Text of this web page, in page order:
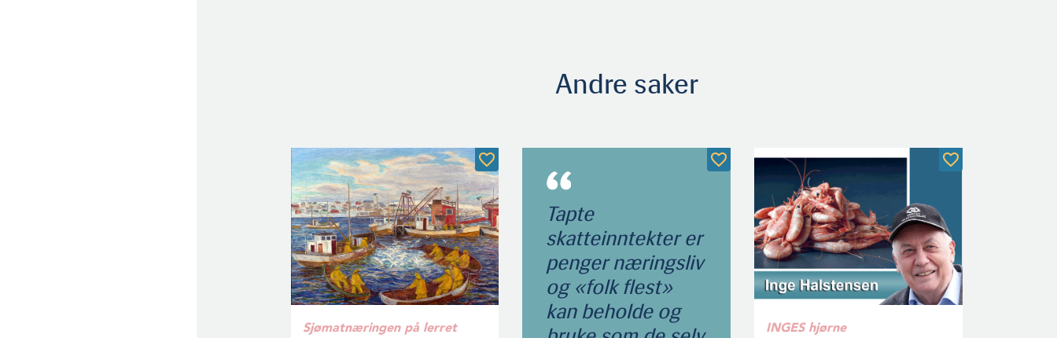
Andre saker
Sjømatnæringen på lerret
Tapte
skatteinntekter er
penger næringsliv
og «folk flest»
kan beholde og
INGES hjørne